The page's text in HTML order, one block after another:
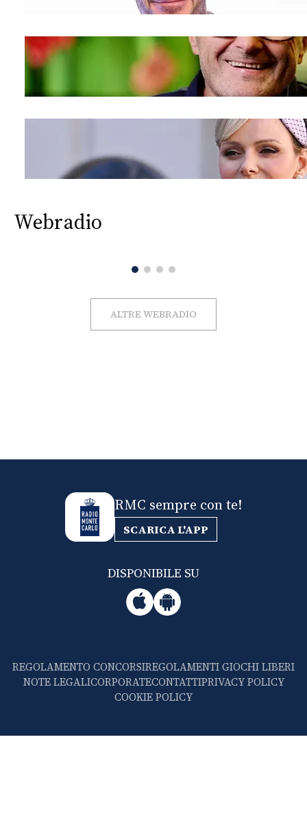
Webradio
ALTRE WEBRADIO
RMC sempre con te!
SCARICA L'APP
DISPONIBILE SU
REGOLAMENTO CONCORSIREGOLAMENTI GIOCHI LIBERI
NOTE LEGALICORPORATECONTATTIPRIVACY POLICY
COOKIE POLICY